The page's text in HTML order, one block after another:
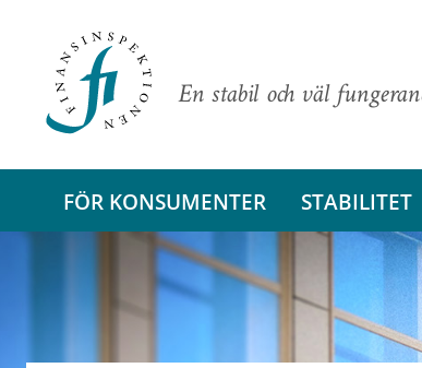
En stabil och väl
FÖR KONSUMENTER STABILITET